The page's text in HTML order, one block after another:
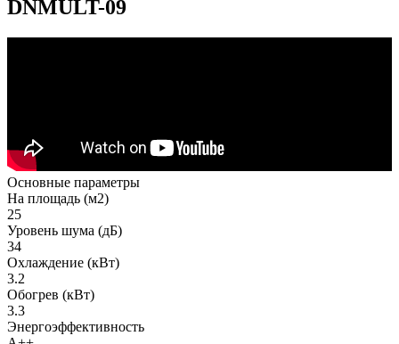
DNMULT-09
Основные параметры
На площадь (м2)
25
Уровень шума (дБ)
34
Охлаждение (кВт)
3.2
Обогрев (кВт)
3.3
Энергоэффективность